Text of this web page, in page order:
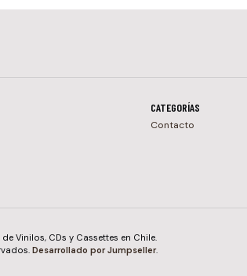
CATEGORÍAS
Contacto
Vinilos, CDs y Cassettes en Chile.
Desarrollado por Jumpseller.